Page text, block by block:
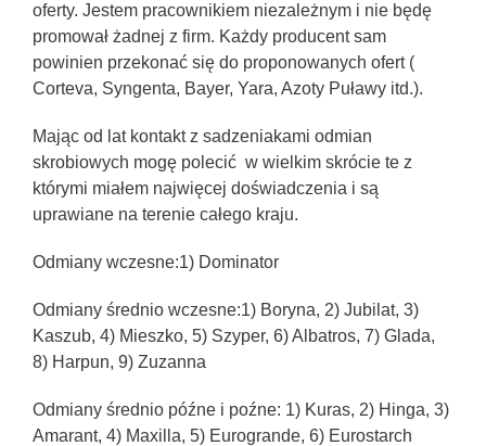
oferty. Jestem pracownikiem niezależnym i nie będę
promował żadnej z firm. Każdy producent sam
powinien przekonać się do proponowanych ofert (
Corteva, Syngenta, Bayer, Yara, Azoty Puławy itd.).
Mając od lat kontakt z sadzeniakami odmian
skrobiowych mogę polecić w wielkim skrócie te z
którymi miałem najwięcej doświadczenia i są
uprawiane na terenie całego kraju.
Odmiany wczesne:1) Dominator
Odmiany średnio wczesne:1) Boryna, 2) Jubilat, 3)
Kaszub, 4) Mieszko, 5) Szyper, 6) Albatros, 7) Glada,
8) Harpun, 9) Zuzanna
Odmiany średnio późne i poźne: 1) Kuras, 2) Hinga, 3)
Amarant, 4) Maxilla, 5) Eurogrande, 6) Eurostarch